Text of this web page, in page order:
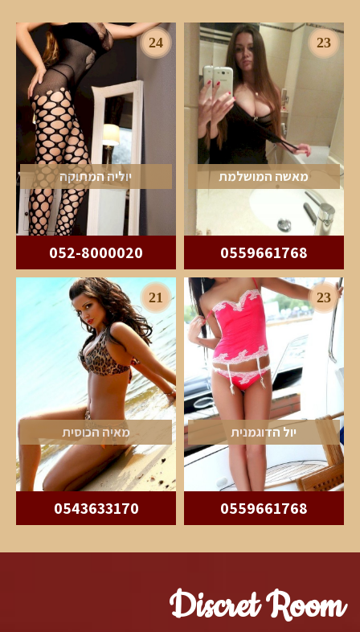
23
מאשה המושלמת
0559661768
24
יוליה המתוקה
052-8000020
23
יול הדוגמנית
0559661768
21
מאיה הכוסית
0543633170
Discret Room